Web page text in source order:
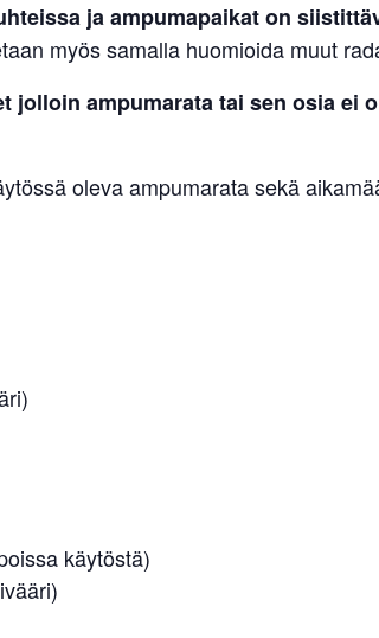
ja ampumapaikat on
myös samalla huomioida muut
jolloin ampumarata tai sen osia ei
oleva ampumarata sekä
käytöstä)